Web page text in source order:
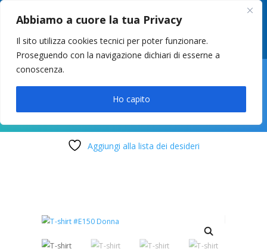
Abbiamo a cuore la tua Privacy
Il sito utilizza cookies tecnici per poter funzionare.
Proseguendo con la navigazione dichiari di esserne a
conoscenza.
Ho capito
049 8627946 –info@cstosetto.it
LUN-VEN 9-12 / 14:30-17
Aggiungi alla lista dei desideri